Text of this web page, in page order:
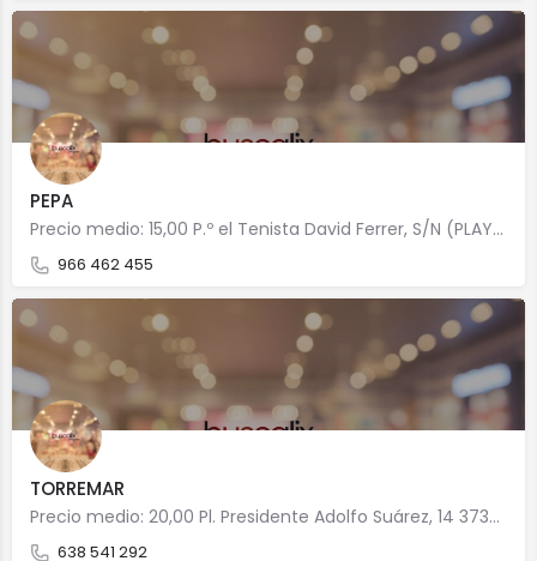
PEPA
Precio medio: 15,00 P.º el Tenista David Ferrer, S/N (PLAYA DEL ARENAL) 3730 Jávea/Xàbia
966 462 455
TORREMAR
Precio medio: 20,00 Pl. Presidente Adolfo Suárez, 14 3730 Jávea/Xàbia
638 541 292